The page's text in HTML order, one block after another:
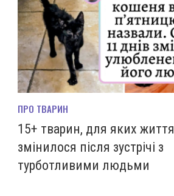
ПРО ТВАРИН
15+ тварин, для яких життя
змінилося після зустрічі з
турботливими людьми